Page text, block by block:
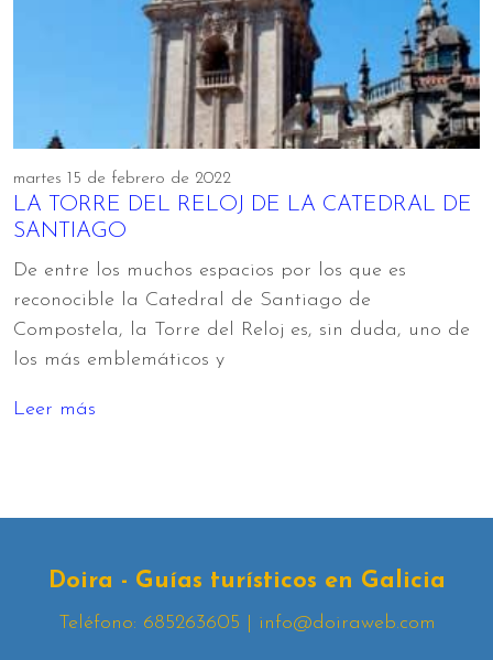
martes 15 de febrero de 2022
LA TORRE DEL RELOJ DE LA CATEDRAL DE
SANTIAGO
De entre los muchos espacios por los que es
reconocible la Catedral de Santiago de
Compostela, la Torre del Reloj es, sin duda, uno de
los más emblemáticos y
Leer más
Doira - Guías turísticos en Galicia
Teléfono: 685263605 | info@doiraweb.com